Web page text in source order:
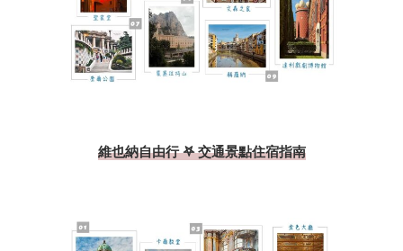
維也納自由行 𖤐 交通景點住宿指南